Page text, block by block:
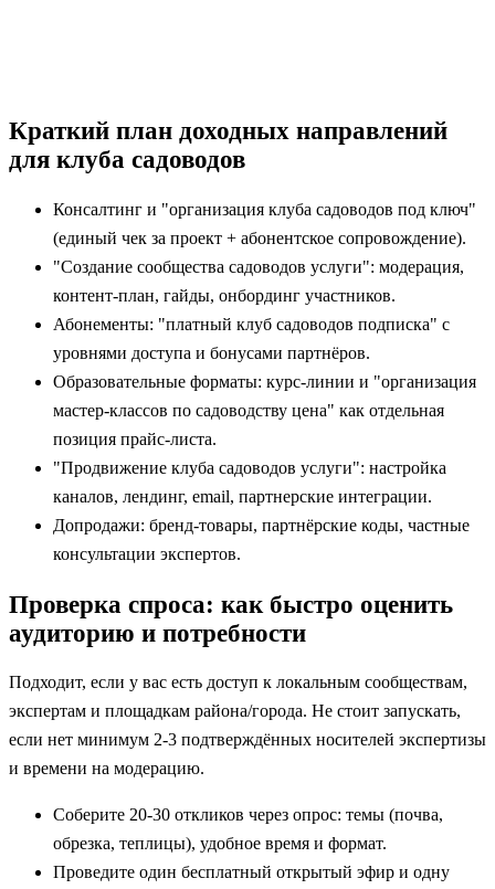
Краткий план доходных направлений
для клуба садоводов
Консалтинг и "организация клуба садоводов под ключ"
(единый чек за проект + абонентское сопровождение).
"Создание сообщества садоводов услуги": модерация,
контент-план, гайды, онбординг участников.
Абонементы: "платный клуб садоводов подписка" с
уровнями доступа и бонусами партнёров.
Образовательные форматы: курс-линии и "организация
мастер-классов по садоводству цена" как отдельная
позиция прайс-листа.
"Продвижение клуба садоводов услуги": настройка
каналов, лендинг, email, партнерские интеграции.
Допродажи: бренд-товары, партнёрские коды, частные
консультации экспертов.
Проверка спроса: как быстро оценить
аудиторию и потребности
Подходит, если у вас есть доступ к локальным сообществам,
экспертам и площадкам района/города. Не стоит запускать,
если нет минимум 2-3 подтверждённых носителей экспертизы
и времени на модерацию.
Соберите 20-30 откликов через опрос: темы (почва,
обрезка, теплицы), удобное время и формат.
Проведите один бесплатный открытый эфир и одну